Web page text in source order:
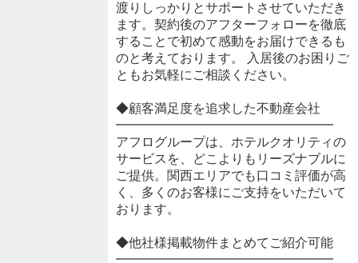
渡りしっかりとサポートさせていただき
ます。契約後のアフターフォローを徹底
することで初めて感動をお届けできるも
のと考えております。 入居後のお困りご
ともお気軽にご相談ください。
◆顧客満足度を追求した不動産会社
━━━━━━━━━━━━━━━━━
アフログループは、ホテルクオリティの
サービスを、どこよりもリーズナブルに
ご提供。関西エリアでも口コミ評価が高
く、多くのお客様にご支持をいただいて
おります。
◆他社様掲載物件まとめてご紹介可能
━━━━━━━━━━━━━━━━━